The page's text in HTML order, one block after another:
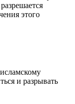
этого
и разрывать